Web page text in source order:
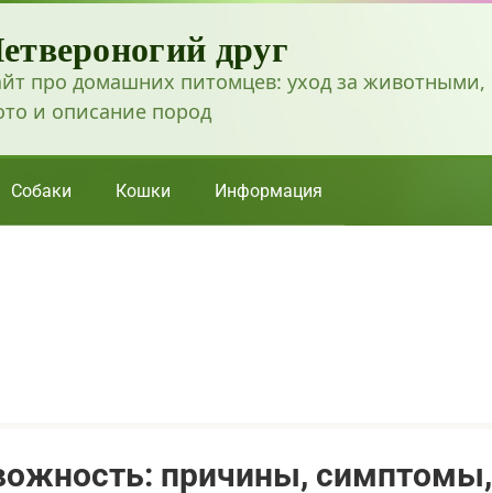
друг
про домашних питомцев: уход за животными,
и описание пород
Собаки Кошки Информация
причины, симптомы,